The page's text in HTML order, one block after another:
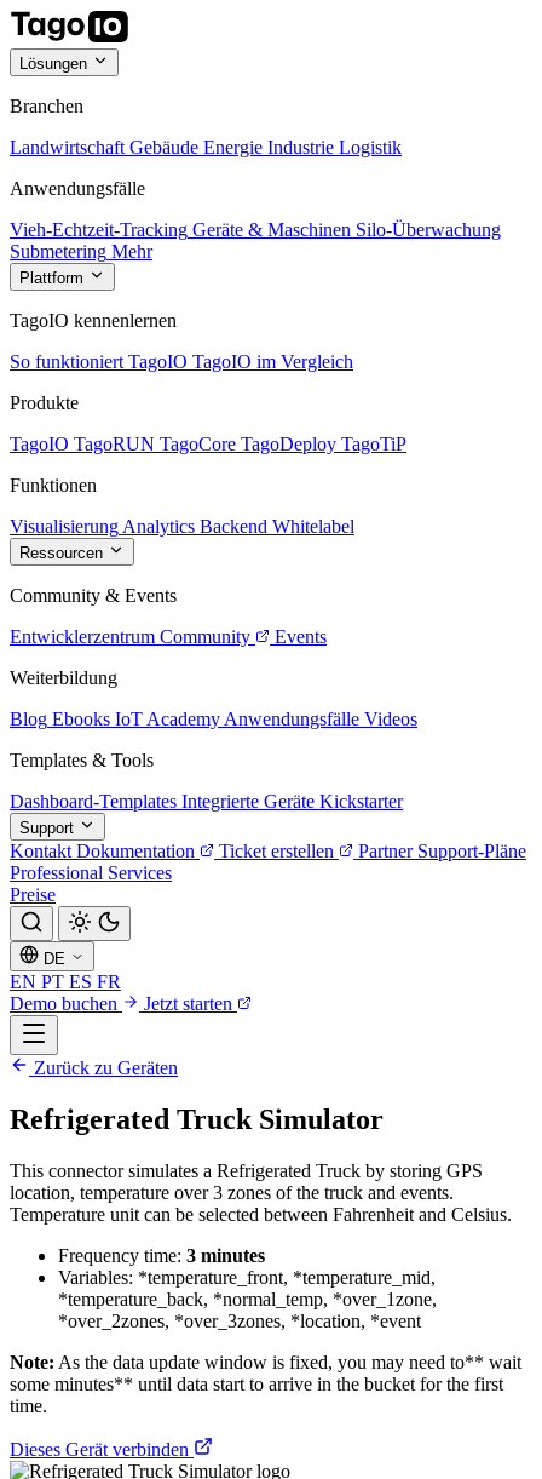
Lösungen
Branchen
Landwirtschaft Gebäude Energie Industrie Logistik
Anwendungsfälle
Vieh-Echtzeit-Tracking Geräte & Maschinen Silo-Überwachung
Submetering Mehr
Plattform
TagoIO kennenlernen
So funktioniert TagoIO TagoIO im Vergleich
Produkte
TagoIO TagoRUN TagoCore TagoDeploy TagoTiP
Funktionen
Visualisierung Analytics Backend Whitelabel
Ressourcen
Community & Events
Entwicklerzentrum Community
Events
Weiterbildung
Blog Ebooks IoT Academy Anwendungsfälle Videos
Templates & Tools
Dashboard-Templates Integrierte Geräte Kickstarter
Support
Kontakt Dokumentation Ticket erstellen Partner Support-Pläne
Professional Services
Preise
DE
EN PT ES FR
Demo buchen
Jetzt starten
Zurück zu Geräten
Refrigerated Truck Simulator
This connector simulates a Refrigerated Truck by storing GPS
location, temperature over 3 zones of the truck and events.
Temperature unit can be selected between Fahrenheit and Celsius.
Frequency time: 3 minutes
Variables: *temperature_front, *temperature_mid,
*temperature_back, *normal_temp, *over_1zone,
*over_2zones, *over_3zones, *location, *event
Note: As the data update window is fixed, you may need to** wait
some minutes** until data start to arrive in the bucket for the first
time.
Dieses Gerät verbinden